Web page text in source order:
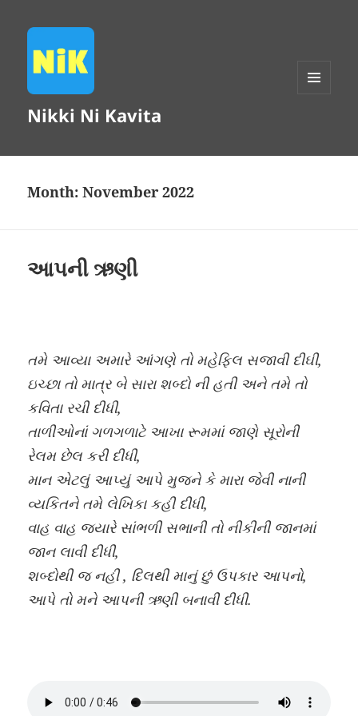
Nikki Ni Kavita
Month:November 2022
આપની ઋણી
તમે આવ્યા અમારે આંગણે તો મહેફિલ સજાવી દીઘી,
ઇચ્છા તો માત્ર બે સારા શબ્દો ની હતી અને તમે તો
કવિતા રચી દીધી,
તાળીઓનાં ગળગળાટે આખા રૂમમાં જાણે સૂરોની
રેલમ છેલ કરી દીધી,
માન એટલું આપ્યું આપે મુજને કે મારા જેવી નાની
વ્યકિતને તમે લેખિકા કહી દીધી,
વાહ વાહ જ્યારે સાંભળી સભાની તો નીકીની જાનમાં
જાન લાવી દીધી,
શબ્દોથી જ નહી , દિલથી માનું છું ઉપકાર આપનો,
આપે તો મને આપની ઋણી બનાવી દીધી.